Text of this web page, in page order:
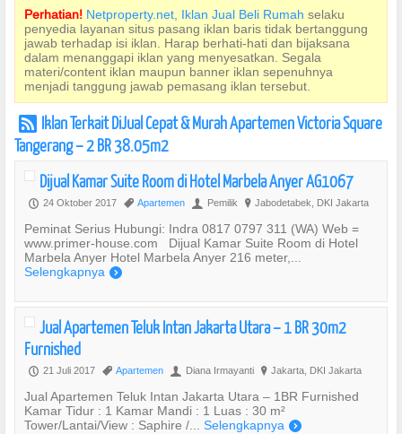
Perhatian! Netproperty.net, Iklan Jual Beli Rumah selaku
penyedia layanan situs pasang iklan baris tidak bertanggung
jawab terhadap isi iklan. Harap berhati-hati dan bijaksana
dalam menanggapi iklan yang menyesatkan. Segala
materi/content iklan maupun banner iklan sepenuhnya
menjadi tanggung jawab pemasang iklan tersebut.
r Iklan Terkait DiJual Cepat & Murah Apartemen Victoria Square
Tangerang – 2 BR 38.05m2
Dijual Kamar Suite Room di Hotel Marbela Anyer AG1067
P 24 Oktober 2017 , Apartemen U Pemilik ? Jabodetabek, DKI Jakarta
Peminat Serius Hubungi: Indra 0817 0797 311 (WA) Web =
www.primer-house.com Dijual Kamar Suite Room di Hotel
Marbela Anyer Hotel Marbela Anyer 216 meter,...
Selengkapnya )
Jual Apartemen Teluk Intan Jakarta Utara – 1 BR 30m2
Furnished
P 21 Juli 2017 , Apartemen U Diana Irmayanti ? Jakarta, DKI Jakarta
Jual Apartemen Teluk Intan Jakarta Utara – 1BR Furnished
Kamar Tidur : 1 Kamar Mandi : 1 Luas : 30 m²
Tower/Lantai/View : Saphire /... Selengkapnya )